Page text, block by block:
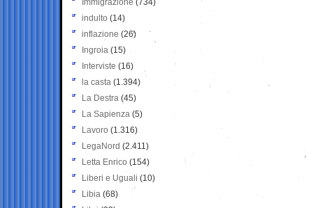
Immigrazione (734)
indulto (14)
inflazione (26)
Ingroia (15)
Interviste (16)
la casta (1.394)
La Destra (45)
La Sapienza (5)
Lavoro (1.316)
LegaNord (2.411)
Letta Enrico (154)
Liberi e Uguali (10)
Libia (68)